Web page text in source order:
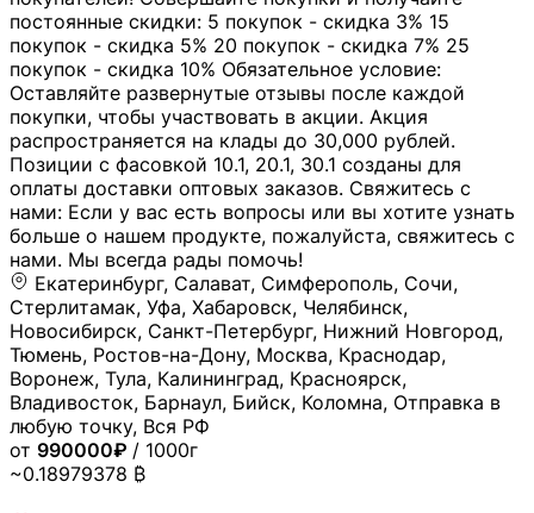
постоянные скидки: 5 покупок - скидка 3% 15
покупок - скидка 5% 20 покупок - скидка 7% 25
покупок - скидка 10% Обязательное условие:
Оставляйте развернутые отзывы после каждой
покупки, чтобы участвовать в акции. Акция
распространяется на клады до 30,000 рублей.
Позиции с фасовкой 10.1, 20.1, 30.1 созданы для
оплаты доставки оптовых заказов. Свяжитесь с
нами: Если у вас есть вопросы или вы хотите узнать
больше о нашем продукте, пожалуйста, свяжитесь с
нами. Мы всегда рады помочь!
Екатеринбург, Салават, Симферополь, Сочи,
Стерлитамак, Уфа, Хабаровск, Челябинск,
Новосибирск, Санкт-Петербург, Нижний Новгород,
Тюмень, Ростов-на-Дону, Москва, Краснодар,
Воронеж, Тула, Калининград, Красноярск,
Владивосток, Барнаул, Бийск, Коломна, Отправка в
любую точку, Вся РФ
от 990000₽ / 1000г
~0.18979378 ₿